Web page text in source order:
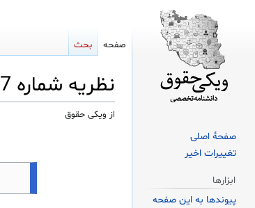
نظریه شماره 1054/96/7 مورخ 1396/07/02 اداره کل حقوقی قوه قضاییه
از ویکی حقوق
صفحه بحث
صفحهٔ اصلی
تغییرات اخیر
ابزارها
پیوندها به این صفحه